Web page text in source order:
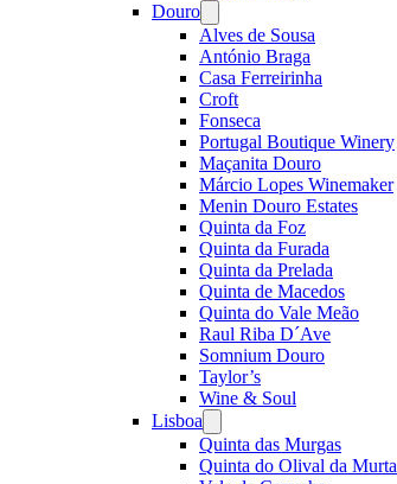
Douro
menu
Alves de Sousa
António Braga
Casa Ferreirinha
Croft
Fonseca
Portugal Boutique Winery
Maçanita Douro
Márcio Lopes Winemaker
Menin Douro Estates
Quinta da Foz
Quinta da Furada
Quinta da Prelada
Quinta de Macedos
Quinta do Vale Meão
Raul Riba D´Ave
Somnium Douro
Taylor’s
Wine & Soul
Lisboa
menu
Quinta das Murgas
Quinta do Olival da Murta